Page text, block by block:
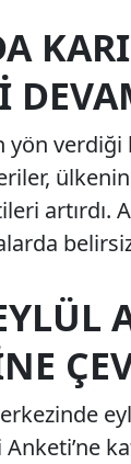
yön
artırdı.